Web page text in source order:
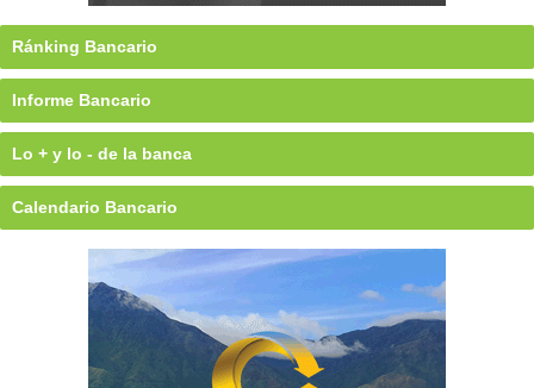
Ránking Bancario
Informe Bancario
Lo + y lo - de la banca
Calendario Bancario